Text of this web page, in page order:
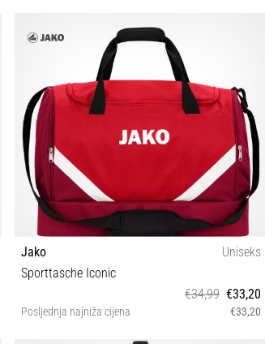
M
Jako
Uniseks
Sporttasche Iconic
€34,99 €33,20
Posljednja najniža cijena €33,20